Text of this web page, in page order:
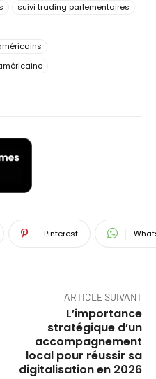
suivi trading parlementaires
Pinterest
ARTICLE SUIVANT
L’importance
stratégique d’un
accompagnement
local pour réussir sa
digitalisation en 2026